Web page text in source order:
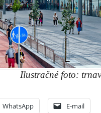
Ilustračné foto:
WhatsApp E-mail